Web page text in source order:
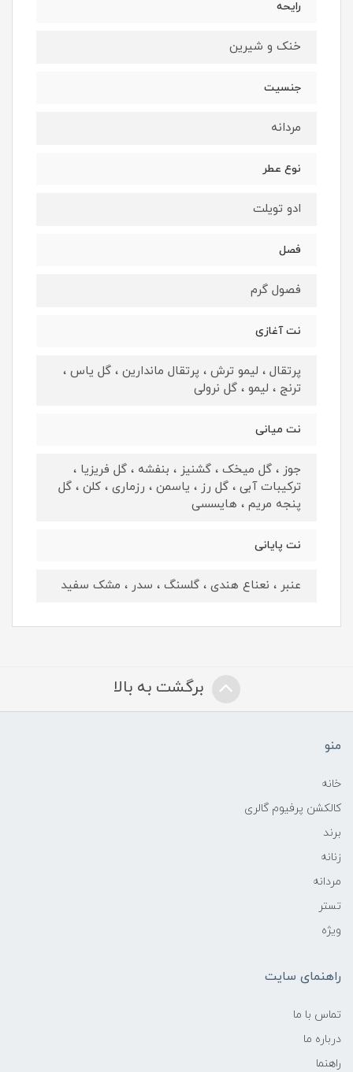
رایحه
خنک و شیرین
جنسیت
مردانه
نوع عطر
ادو تویلت
فصل
فصول گرم
نت آغازی
پرتقال ، لیمو ترش ، پرتقال ماندارین ، گل یاس ،
ترنج ، لیمو ، گل نرولی
نت میانی
جوز ، گل میخک ، گشنیز ، بنفشه ، گل فریزیا ،
ترکیبات آبی ، گل رز ، یاسمن ، رزماری ، کلن ، گل
پنجه مریم ، هایسسی
نت پایانی
عنبر ، نعناع هندی ، گلسنگ ، سدر ، مشک سفید
برگشت به بالا
منو
خانه
کالکشن پرفیوم گالری
برند
زنانه
مردانه
تستر
ویژه
راهنمای سایت
تماس با ما
درباره ما
راهنما